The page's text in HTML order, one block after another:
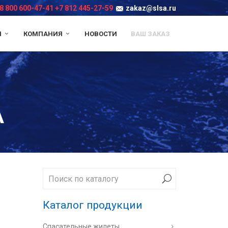
8 800 600-47-41 +7 812 445-27-59 zakaz@slsa.ru
КОМПАНИЯ НОВОСТИ ВАШ ЗАКАЗ
Каталог продукции